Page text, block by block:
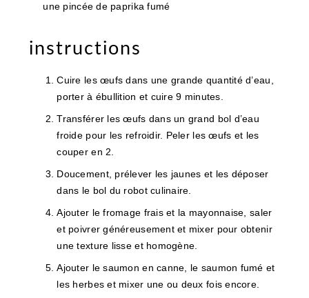
une pincée de paprika fumé
instructions
Cuire les œufs dans une grande quantité d’eau,
porter à ébullition et cuire 9 minutes.
Transférer les œufs dans un grand bol d’eau
froide pour les refroidir. Peler les œufs et les
couper en 2.
Doucement, prélever les jaunes et les déposer
dans le bol du robot culinaire.
Ajouter le fromage frais et la mayonnaise, saler
et poivrer généreusement et mixer pour obtenir
une texture lisse et homogène.
Ajouter le saumon en canne, le saumon fumé et
les herbes et mixer une ou deux fois encore.